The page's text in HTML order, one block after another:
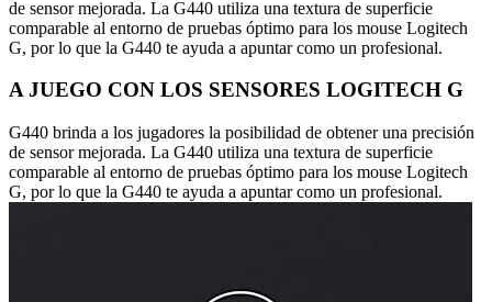
de sensor mejorada. La G440 utiliza una textura de superficie
comparable al entorno de pruebas óptimo para los mouse Logitech
G, por lo que la G440 te ayuda a apuntar como un profesional.
A JUEGO CON LOS SENSORES LOGITECH G
G440 brinda a los jugadores la posibilidad de obtener una precisión
de sensor mejorada. La G440 utiliza una textura de superficie
comparable al entorno de pruebas óptimo para los mouse Logitech
G, por lo que la G440 te ayuda a apuntar como un profesional.